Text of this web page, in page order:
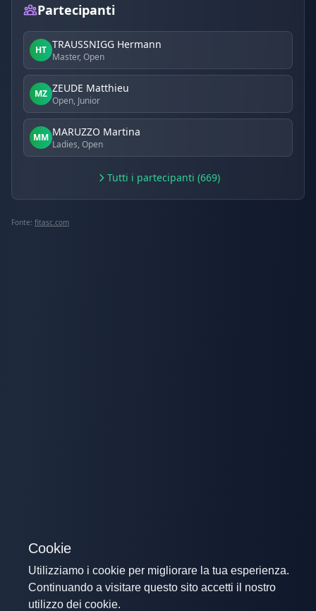
Partecipanti
HT TRAUSSNIGG Hermann
Master, Open
MZ ZEUDE Matthieu
Open, Junior
MM MARUZZO Martina
Ladies, Open
Tutti i partecipanti (669)
Fonte: fitasc.com
Cookie
Utilizziamo i cookie per migliorare la tua esperienza.
Continuando a visitare questo sito accetti il nostro
utilizzo dei cookie.